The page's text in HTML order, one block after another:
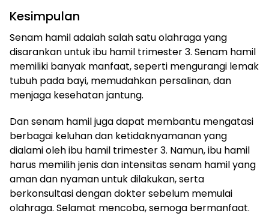
Kesimpulan
Senam hamil adalah salah satu olahraga yang
disarankan untuk ibu hamil trimester 3. Senam hamil
memiliki banyak manfaat, seperti mengurangi lemak
tubuh pada bayi, memudahkan persalinan, dan
menjaga kesehatan jantung.
Dan senam hamil juga dapat membantu mengatasi
berbagai keluhan dan ketidaknyamanan yang
dialami oleh ibu hamil trimester 3. Namun, ibu hamil
harus memilih jenis dan intensitas senam hamil yang
aman dan nyaman untuk dilakukan, serta
berkonsultasi dengan dokter sebelum memulai
olahraga. Selamat mencoba, semoga bermanfaat.